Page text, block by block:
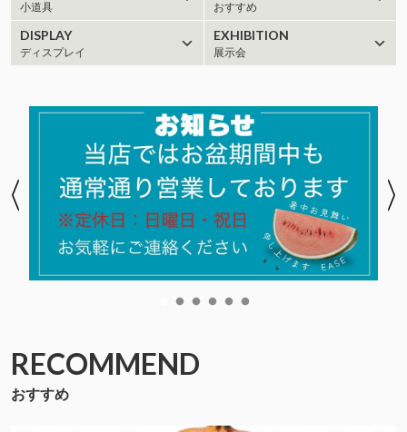
小道具 おすすめ
DISPLAY
ディスプレイ
EXHIBITION
展示会
RECOMMEND
おすすめ